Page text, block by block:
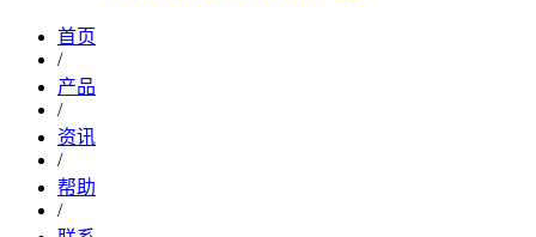
首页
/
产品
/
资讯
/
帮助
/